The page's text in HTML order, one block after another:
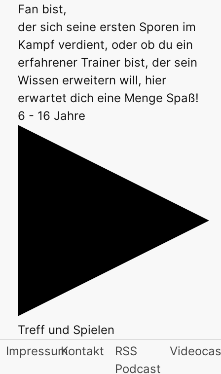
Fan bist,
der sich seine ersten Sporen im
Kampf verdient, oder ob du ein
erfahrener Trainer bist, der sein
Wissen erweitern will, hier
erwartet dich eine Menge Spaß!
6 - 16 Jahre
Treff und Spielen
ImpressumKontakt
RSS
Podcast